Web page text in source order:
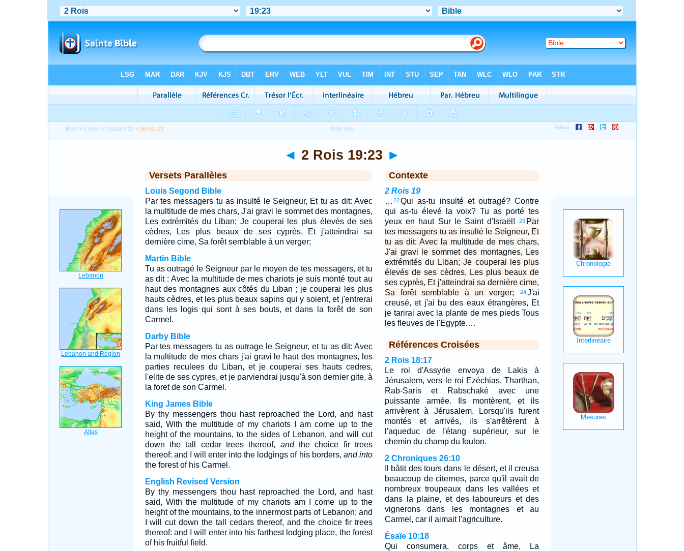
Bible > 2 Rois >Chapitre 19 > Verset 23
◄ 2 Rois 19:23 ►
Versets Parallèles
Louis Segond Bible
Par tes messagers tu as insulté le Seigneur, Et tu as dit: Avec
la multitude de mes chars, J'ai gravi le sommet des montagnes,
Les extrémités du Liban; Je couperai les plus élevés de ses
cèdres, Les plus beaux de ses cyprès, Et j'atteindrai sa
dernière cime, Sa forêt semblable à un verger;
Martin Bible
Tu as outragé le Seigneur par le moyen de tes messagers, et tu
as dit : Avec la multitude de mes chariots je suis monté tout au
haut des montagnes aux côtés du Liban ; je couperai les plus
hauts cèdres, et les plus beaux sapins qui y soient, et j'entrerai
dans les logis qui sont à ses bouts, et dans la forêt de son
Carmel.
Darby Bible
Par tes messagers tu as outrage le Seigneur, et tu as dit: Avec
la multitude de mes chars j'ai gravi le haut des montagnes, les
parties reculees du Liban, et je couperai ses hauts cedres,
l'elite de ses cypres, et je parviendrai jusqu'à son dernier gite, à
la foret de son Carmel.
King James Bible
By thy messengers thou hast reproached the Lord, and hast
said, With the multitude of my chariots I am come up to the
height of the mountains, to the sides of Lebanon, and will cut
down the tall cedar trees thereof, andthe choice fir trees
thereof: and I will enter into the lodgings of his borders, and into
the forest of his Carmel.
English Revised Version
By thy messengers thou hast reproached the Lord, and hast
said, With the multitude of my chariots am I come up to the
height of the mountains, to the innermost parts of Lebanon; and
I will cut down the tall cedars thereof, and the choice fir trees
thereof: and I will enter into his farthest lodging place, the forest
of his fruitful field.
Contexte
2 Rois 19
… 22Qui as-tu insulté et outragé? Contre
qui as-tu élevé la voix? Tu as porté tes
yeux en haut Sur le Saint d'Israël!
23 Par
tes messagers tu as insulté le Seigneur, Et
tu as dit: Avec la multitude de mes chars,
J'ai gravi le sommet des montagnes, Les
extrémités du Liban; Je couperai les plus
élevés de ses cèdres, Les plus beaux de
ses cyprès, Et j'atteindrai sa dernière cime,
Sa forêt semblable à un verger;
24 J'ai
creusé, et j'ai bu des eaux étrangères, Et
je tarirai avec la plante de mes pieds Tous
les fleuves de l'Egypte.…
Références Croisées
2 Rois 18:17
Le roi d'Assyrie envoya de Lakis à
Jérusalem, vers le roi Ezéchias, Tharthan,
Rab-Saris et Rabschaké avec une
puissante armée. Ils montèrent, et ils
arrivèrent à Jérusalem. Lorsqu'ils furent
montés et arrivés, ils s'arrêtèrent à
l'aqueduc de l'étang supérieur, sur le
chemin du champ du foulon.
2 Chroniques 26:10
Il bâtit des tours dans le désert, et il creusa
beaucoup de citernes, parce qu'il avait de
nombreux troupeaux dans les vallées et
dans la plaine, et des laboureurs et des
vignerons dans les montagnes et au
Carmel, car il aimait l'agriculture.
Ésaïe 10:18
Qui consumera, corps et âme, La